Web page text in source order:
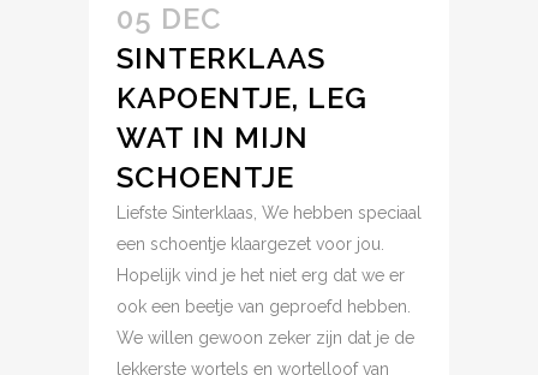
05 DEC
SINTERKLAAS
KAPOENTJE, LEG
WAT IN MIJN
SCHOENTJE
Liefste Sinterklaas, We hebben speciaal
een schoentje klaargezet voor jou.
Hopelijk vind je het niet erg dat we er
ook een beetje van geproefd hebben.
We willen gewoon zeker zijn dat je de
lekkerste wortels en wortelloof van